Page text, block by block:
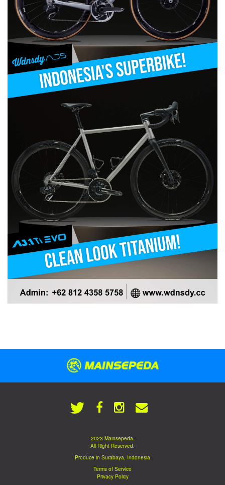
2023 Mainsepeda.
All Right Reserved.
Produce in Surabaya, Indonesia
Terms of Service
Privacy Policy